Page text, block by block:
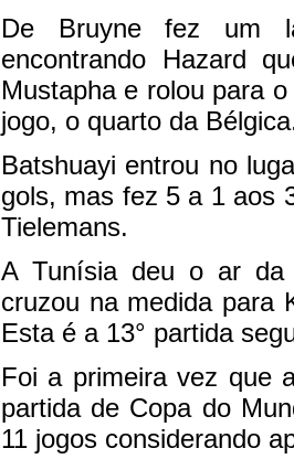
De Bruyne fez um
encontrando Hazard
Mustapha e rolou para
jogo, o quarto da
Batshuayi entrou no
gols, mas fez 5 a 1 aos
Tielemans.
A Tunísia deu o ar da
cruzou na medida para
Esta é a 13° partida
Foi a primeira vez que
partida de Copa do
11 jogos considerando